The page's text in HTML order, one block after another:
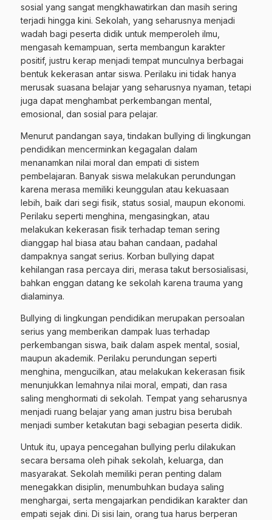
sosial yang sangat mengkhawatirkan dan masih sering
terjadi hingga kini. Sekolah, yang seharusnya menjadi
wadah bagi peserta didik untuk memperoleh ilmu,
mengasah kemampuan, serta membangun karakter
positif, justru kerap menjadi tempat munculnya berbagai
bentuk kekerasan antar siswa. Perilaku ini tidak hanya
merusak suasana belajar yang seharusnya nyaman, tetapi
juga dapat menghambat perkembangan mental,
emosional, dan sosial para pelajar.
Menurut pandangan saya, tindakan bullying di lingkungan
pendidikan mencerminkan kegagalan dalam
menanamkan nilai moral dan empati di sistem
pembelajaran. Banyak siswa melakukan perundungan
karena merasa memiliki keunggulan atau kekuasaan
lebih, baik dari segi fisik, status sosial, maupun ekonomi.
Perilaku seperti menghina, mengasingkan, atau
melakukan kekerasan fisik terhadap teman sering
dianggap hal biasa atau bahan candaan, padahal
dampaknya sangat serius. Korban bullying dapat
kehilangan rasa percaya diri, merasa takut bersosialisasi,
bahkan enggan datang ke sekolah karena trauma yang
dialaminya.
Bullying di lingkungan pendidikan merupakan persoalan
serius yang memberikan dampak luas terhadap
perkembangan siswa, baik dalam aspek mental, sosial,
maupun akademik. Perilaku perundungan seperti
menghina, mengucilkan, atau melakukan kekerasan fisik
menunjukkan lemahnya nilai moral, empati, dan rasa
saling menghormati di sekolah. Tempat yang seharusnya
menjadi ruang belajar yang aman justru bisa berubah
menjadi sumber ketakutan bagi sebagian peserta didik.
Untuk itu, upaya pencegahan bullying perlu dilakukan
secara bersama oleh pihak sekolah, keluarga, dan
masyarakat. Sekolah memiliki peran penting dalam
menegakkan disiplin, menumbuhkan budaya saling
menghargai, serta mengajarkan pendidikan karakter dan
empati sejak dini. Di sisi lain, orang tua harus berperan